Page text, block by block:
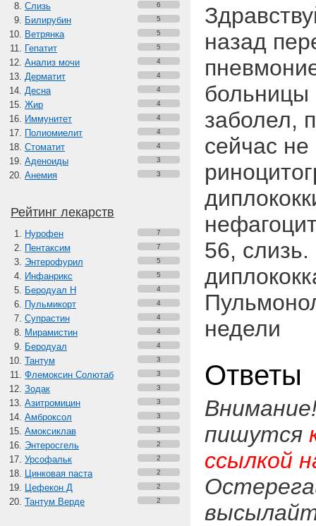
Слизь 6
Билирубин 5
Ветрянка 5
Гепатит 5
Анализ мочи 4
Дерматит 4
Десна 4
Жир 4
Иммунитет 4
Полиомиелит 4
Стоматит 4
Аденоиды 3
Анемия 3
Рейтинг лекарств
Нурофен 7
Пентаксим 7
Энтерофурил 5
Инфанрикс 5
Беродуал Н 4
Пульмикорт 4
Супрастин 4
Мирамистин 4
Беродуал 4
Тантум 3
Флемоксин Солютаб 3
Зодак 3
Азитромицин 3
Амброксол 3
Амоксиклав 3
Энтеросгель 2
Урсофальк 2
Цинковая паста 2
Цефекон Д 2
Тантум Верде 2
назад
больницы
заболел,
сейчас
56, слизь.
недели
Ответы
пишутся
ссылкой